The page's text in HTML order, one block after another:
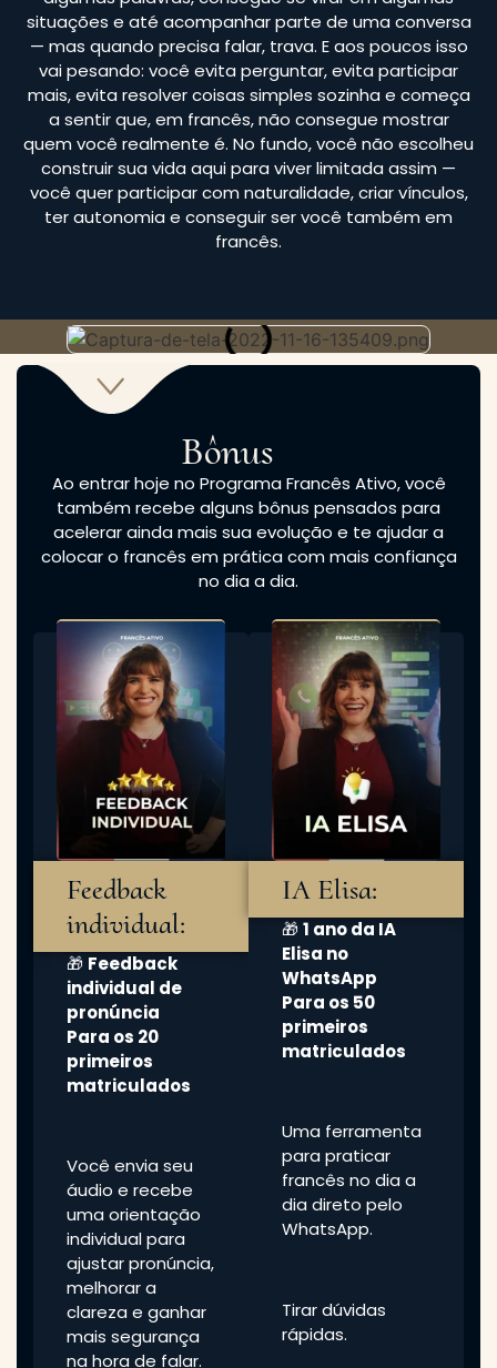
situações e até acompanhar parte de uma conversa
— mas quando precisa falar, trava. E aos poucos isso
vai pesando: você evita perguntar, evita participar
mais, evita resolver coisas simples sozinha e começa
a sentir que, em francês, não consegue mostrar
quem você realmente é. No fundo, você não escolheu
construir sua vida aqui para viver limitada assim —
você quer participar com naturalidade, criar vínculos,
ter autonomia e conseguir ser você também em
francês.
Bônus
Ao entrar hoje no Programa Francês Ativo, você
também recebe alguns bônus pensados para
acelerar ainda mais sua evolução e te ajudar a
colocar o francês em prática com mais confiança
no dia a dia.
Feedback
individual:
🎁 Feedback
individual de
pronúncia
Para os 20
primeiros
matriculados
Você envia seu
áudio e recebe
uma orientação
individual para
ajustar pronúncia,
melhorar a
clareza e ganhar
mais segurança
na hora de falar.
IA Elisa:
🎁 1 ano da IA
Elisa no
WhatsApp
Para os 50
primeiros
matriculados
Uma ferramenta
para praticar
francês no dia a
dia direto pelo
WhatsApp.
Tirar dúvidas
rápidas.